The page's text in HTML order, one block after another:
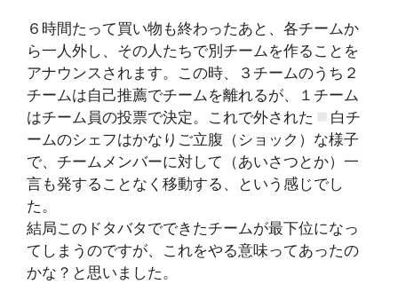
６時間たって買い物も終わったあと、各チームか
ら一人外し、その人たちで別チームを作ることを
アナウンスされます。この時、３チームのうち２
チームは自己推薦でチームを離れるが、１チーム
はチーム員の投票で決定。これで外された
白チ
ームのシェフはかなりご立腹（ショック）な様子
で、チームメンバーに対して（あいさつとか）一
言も発することなく移動する、という感じでし
た。
結局このドタバタでできたチームが最下位になっ
てしまうのですが、これをやる意味ってあったの
かな？と思いました。